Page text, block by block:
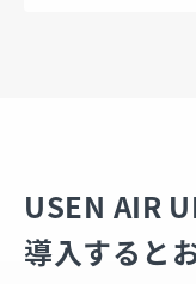
USEN AIR
導入すると